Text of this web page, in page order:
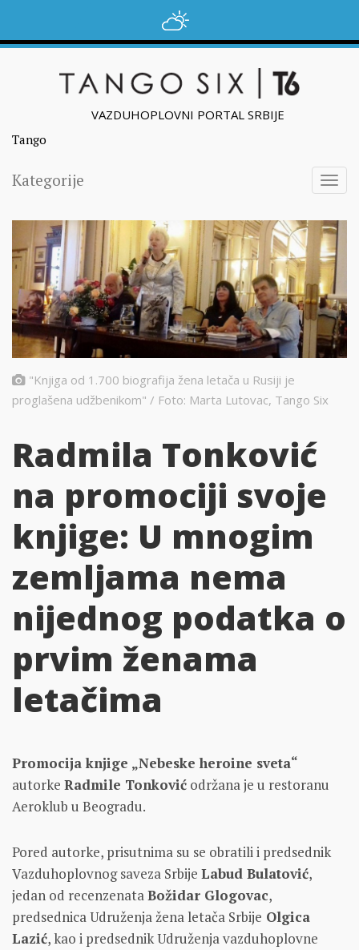
VAZDUHOPLOVNI PORTAL SRBIJE
Tango
Kategorije
"Knjiga od 1.700 biografija žena letača u Rusiji je
proglašena udžbenikom" / Foto: Marta Lutovac, Tango Six
Radmila Tonković
na promociji svoje
knjige: U mnogim
zemljama nema
nijednog podatka o
prvim ženama
letačima
Promocija knjige „Nebeske heroine sveta“
autorke Radmile Tonković održana je u restoranu
Aeroklub u Beogradu.
Pored autorke, prisutnima su se obratili i predsednik
Vazduhoplovnog saveza Srbije Labud Bulatović,
jedan od recenzenataBožidar Glogovac,
predsednica Udruženja žena letača Srbije Olgica
Lazić, kao i predsednik Udruženja vazduhoplovne